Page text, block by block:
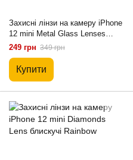
Захисні лінзи на камеру iPhone
12 mini Metal Glass Lenses
Silver
249 грн 349 грн
Купити